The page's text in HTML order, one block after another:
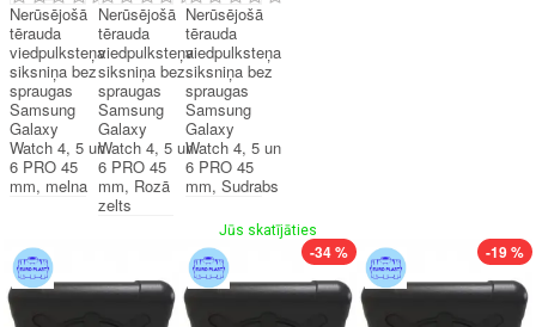
Nerūsējošā
tērauda
viedpulksteņa
siksniņa bez
spraugas
Samsung
Galaxy
Watch 4, 5 un
6 PRO 45
mm, melna
Nerūsējošā
tērauda
viedpulksteņa
siksniņa bez
spraugas
Samsung
Galaxy
Watch 4, 5 un
6 PRO 45
mm, Rozā
zelts
Nerūsējošā
tērauda
viedpulksteņa
siksniņa bez
spraugas
Samsung
Galaxy
Watch 4, 5 un
6 PRO 45
mm, Sudrabs
Jūs skatījāties
-34 % -19 %